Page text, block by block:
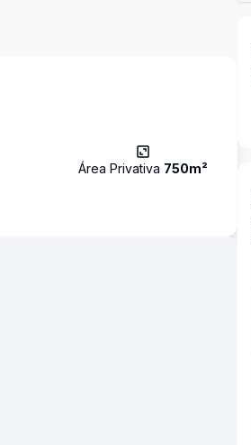
Área Privativa 750m²